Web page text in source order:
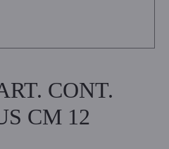
CONT.
CM 12